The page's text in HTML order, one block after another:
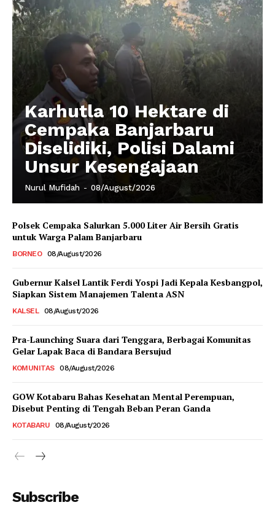
Karhutla 10 Hektare di
Cempaka Banjarbaru
Diselidiki, Polisi Dalami
Unsur Kesengajaan
Nurul Mufidah - 08/August/2026
Polsek Cempaka Salurkan 5.000 Liter Air Bersih Gratis
untuk Warga Palam Banjarbaru
BORNEO 08/August/2026
Gubernur Kalsel Lantik Ferdi Yospi Jadi Kepala Kesbangpol,
Siapkan Sistem Manajemen Talenta ASN
KALSEL 08/August/2026
Pra-Launching Suara dari Tenggara, Berbagai Komunitas
Gelar Lapak Baca di Bandara Bersujud
KOMUNITAS 08/August/2026
GOW Kotabaru Bahas Kesehatan Mental Perempuan,
Disebut Penting di Tengah Beban Peran Ganda
KOTABARU 08/August/2026
Subscribe